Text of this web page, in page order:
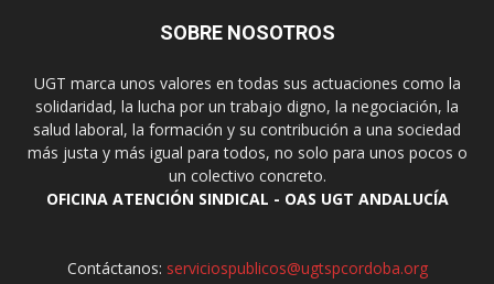
SOBRE NOSOTROS
UGT marca unos valores en todas sus actuaciones como la
solidaridad, la lucha por un trabajo digno, la negociación, la
salud laboral, la formación y su contribución a una sociedad
más justa y más igual para todos, no solo para unos pocos o
un colectivo concreto.
OFICINA ATENCIÓN SINDICAL - OAS UGT ANDALUCÍA
Contáctanos: serviciospublicos@ugtspcordoba.org